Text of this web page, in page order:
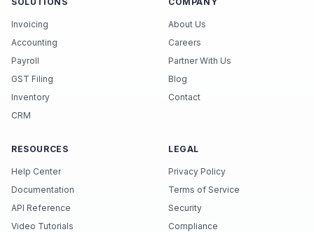
Invoicing
Accounting
Payroll
GST Filing
Inventory
CRM
About Us
Careers
Partner With Us
Blog
Contact
RESOURCES
Help Center
Documentation
API Reference
Video Tutorials
LEGAL
Privacy Policy
Terms of Service
Security
Compliance